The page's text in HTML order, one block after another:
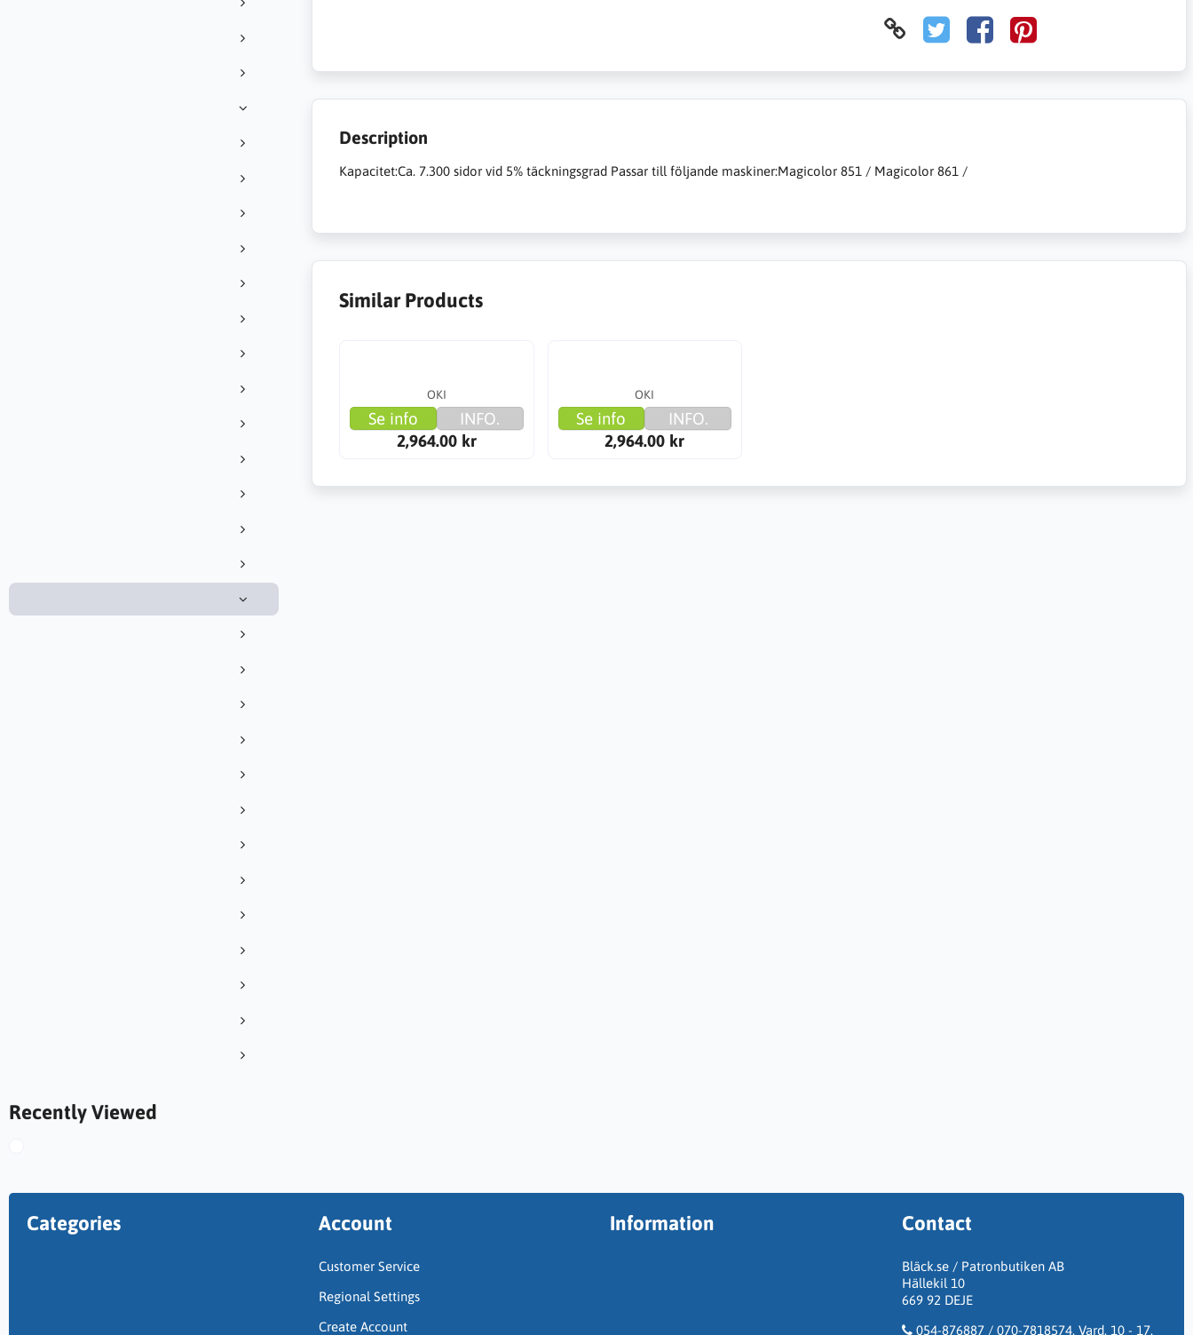
Recently Viewed
Description
Kapacitet:Ca. 7.300 sidor vid 5% täckningsgrad Passar till följande maskiner:Magicolor 851 / Magicolor 861 /
Similar Products
OKI
Se info
INFO.
2,964.00 kr
OKI
Se info
INFO.
2,964.00 kr
Categories Account
Customer Service
Regional Settings
Create Account
Information Contact
Bläck.se / Patronbutiken AB
Hällekil 10
669 92 DEJE
054-876887 / 070-7818574. Vard. 10 - 17.